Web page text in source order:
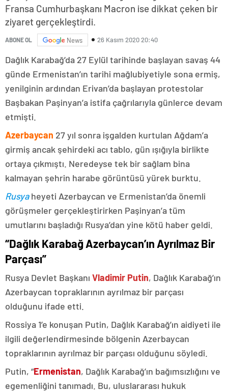
Fransa Cumhurbaşkanı Macron ise dikkat çeken bir
ziyaret gerçekleştirdi.
ABONE OL News 26 Kasım 2020 20:40
Dağlık Karabağ’da 27 Eylül tarihinde başlayan savaş 44
günde Ermenistan’ın tarihi mağlubiyetiyle sona ermiş,
yenilginin ardından Erivan’da başlayan protestolar
Başbakan Paşinyan’a istifa çağrılarıyla günlerce devam
etmişti.
Azerbaycan 27 yıl sonra işgalden kurtulan Ağdam’a
girmiş ancak şehirdeki acı tablo, gün ışığıyla birlikte
ortaya çıkmıştı. Neredeyse tek bir sağlam bina
kalmayan şehrin harabe görüntüsü yürek burktu.
Rusyaheyeti Azerbaycan ve Ermenistan’da önemli
görüşmeler gerçekleştirirken Paşinyan’a tüm
umutlarını başladığı Rusya’dan yine kötü haber geldi.
“Dağlık Karabağ Azerbaycan’ın Ayrılmaz Bir
Parçası”
Rusya Devlet Başkanı Vladimir Putin, Dağlık Karabağ’ın
Azerbaycan topraklarının ayrılmaz bir parçası
olduğunu ifade etti.
Rossiya 1’e konuşan Putin, Dağlık Karabağ’ın aidiyeti ile
ilgili değerlendirmesinde bölgenin Azerbaycan
topraklarının ayrılmaz bir parçası olduğunu söyledi.
Putin, “Ermenistan, Dağlık Karabağ’ın bağımsızlığını ve
egemenliğini tanımadı. Bu, uluslararası hukuk